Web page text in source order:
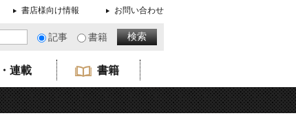
書店様向け情報 お問い合わせ
記事 書籍
連載 書籍